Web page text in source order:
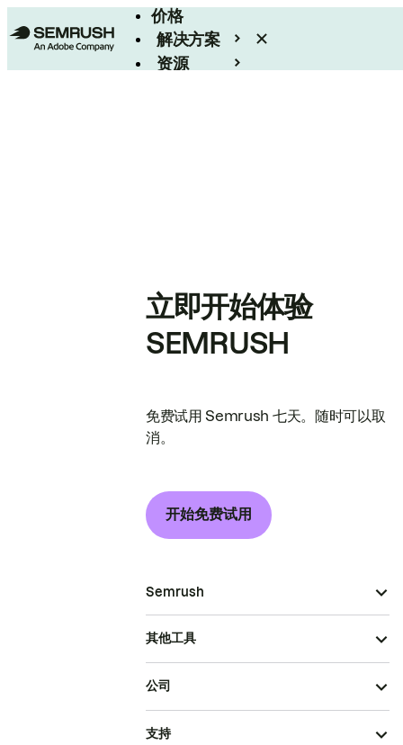
价格
解决方案
资源
立即开始体验
SEMRUSH
免费试用 Semrush 七天。随时可以取
消。
开始免费试用
Semrush
其他工具
公司
支持